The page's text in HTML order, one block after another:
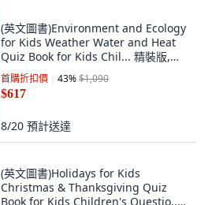
(英文圖書)Environment and Ecology
for Kids Weather Water and Heat
Quiz Book for Kids Chil... 精裝版,
Dot Edu, 英文
首購折扣價 43%$1,090
$617
8/20 預計送達
(英文圖書)Holidays for Kids
Christmas & Thanksgiving Quiz
Book for Kids Children's Questio...